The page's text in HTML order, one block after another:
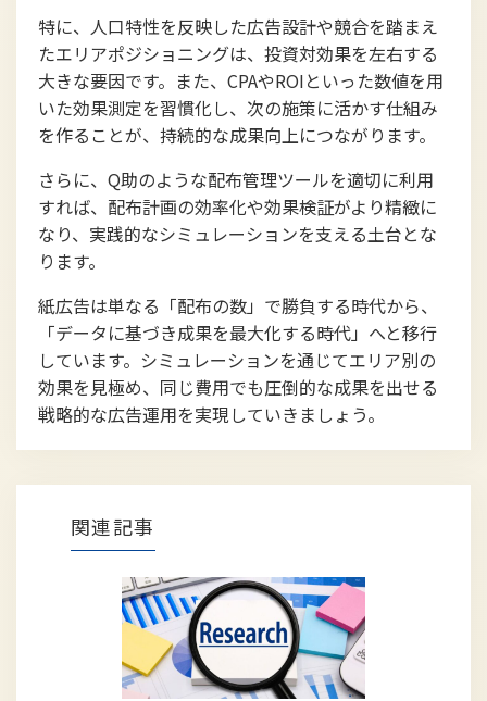
特に、人口特性を反映した広告設計や競合を踏まえ
たエリアポジショニングは、投資対効果を左右する
大きな要因です。また、CPAやROIといった数値を用
いた効果測定を習慣化し、次の施策に活かす仕組み
を作ることが、持続的な成果向上につながります。
さらに、Q助のような配布管理ツールを適切に利用
すれば、配布計画の効率化や効果検証がより精緻に
なり、実践的なシミュレーションを支える土台とな
ります。
紙広告は単なる「配布の数」で勝負する時代から、
「データに基づき成果を最大化する時代」へと移行
しています。シミュレーションを通じてエリア別の
効果を見極め、同じ費用でも圧倒的な成果を出せる
戦略的な広告運用を実現していきましょう。
関連記事